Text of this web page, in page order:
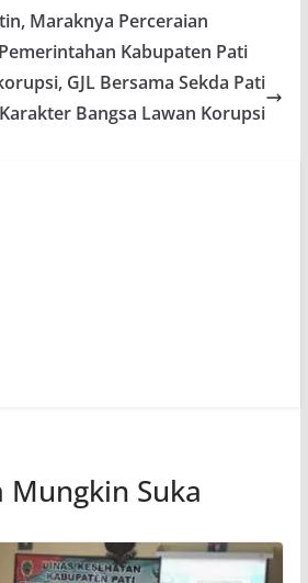
Maraknya Perceraian
Kabupaten Pati
GJL Bersama Sekda Pati
Bangsa Lawan Korupsi
Mungkin Suka